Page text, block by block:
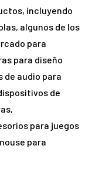
incluyendo
algunos de los
para
para diseño
de audio para
de
para juegos
para